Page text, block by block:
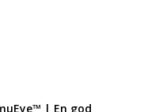
| En god